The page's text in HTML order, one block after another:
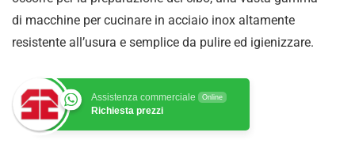
di macchine per cucinare in acciaio inox altamente
resistente all’usura e semplice da pulire ed igienizzare.
Assistenza commerciale Online
Richiesta prezzi